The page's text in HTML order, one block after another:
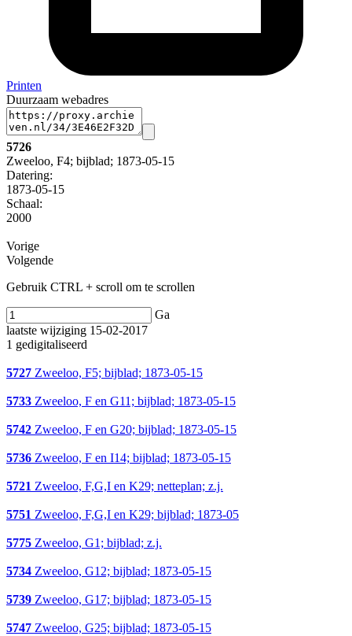
Printen
Duurzaam webadres
5726
Zweeloo, F4; bijblad; 1873-05-15
Datering:
1873-05-15
Schaal:
2000
Vorige
Volgende
Gebruik CTRL + scroll om te scrollen
Ga
laatste wijziging 15-02-2017
1 gedigitaliseerd
5727 Zweeloo, F5; bijblad; 1873-05-15
5733 Zweeloo, F en G11; bijblad; 1873-05-15
5742 Zweeloo, F en G20; bijblad; 1873-05-15
5736 Zweeloo, F en I14; bijblad; 1873-05-15
5721 Zweeloo, F,G,I en K29; netteplan; z.j.
5751 Zweeloo, F,G,I en K29; bijblad; 1873-05
5775 Zweeloo, G1; bijblad; z.j.
5734 Zweeloo, G12; bijblad; 1873-05-15
5739 Zweeloo, G17; bijblad; 1873-05-15
5747 Zweeloo, G25; bijblad; 1873-05-15